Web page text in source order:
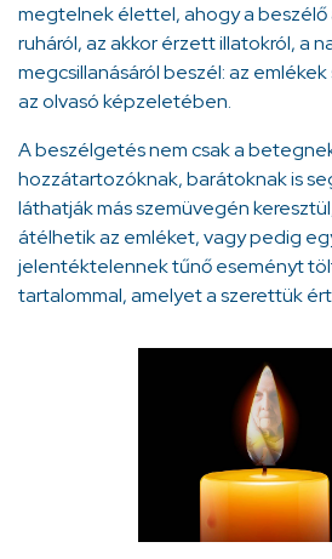
megtelnek élettel, ahogy a beszélő
ruháról, az akkor érzett illatokról, a
megcsillanásáról beszél: az
az olvasó képzeletében.
A beszélgetés nem csak a
hozzátartozóknak, barátoknak is
láthatják más szemüvegén
átélhetik az emléket, vagy pedig
jelentéktelennek tűnő eseményt
tartalommal, amelyet a szerettük